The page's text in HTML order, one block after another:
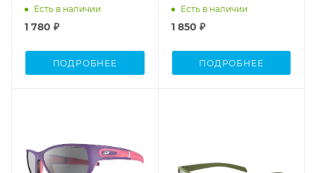
transparent
Есть в наличии
1 780 ₽
ПОДРОБНЕЕ
Есть в наличии
1 850 ₽
ПОДРОБНЕЕ